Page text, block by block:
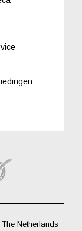
Netherlands